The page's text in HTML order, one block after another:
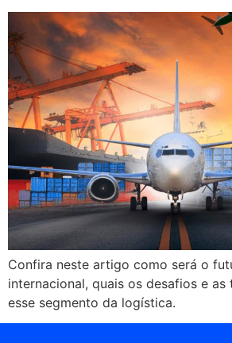
Confira neste artigo como será o
internacional, quais os desafios e as
esse segmento da logística.